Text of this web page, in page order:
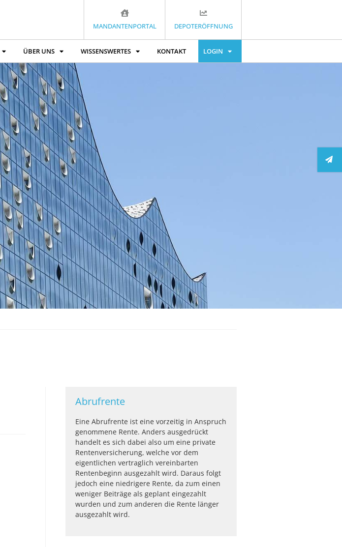
MANDANTENPORTAL DEPOTERÖFFNUNG
ÜBER UNS WISSENSWERTES KONTAKT LOGIN
Abrufrente
Eine Abrufrente ist eine vorzeitig in Anspruch
genommene Rente. Anders ausgedrückt
handelt es sich dabei also um eine private
Rentenversicherung, welche vor dem
eigentlichen vertraglich vereinbarten
Rentenbeginn ausgezahlt wird. Daraus folgt
jedoch eine niedrigere Rente, da zum einen
weniger Beiträge als geplant eingezahlt
wurden und zum anderen die Rente länger
ausgezahlt wird.